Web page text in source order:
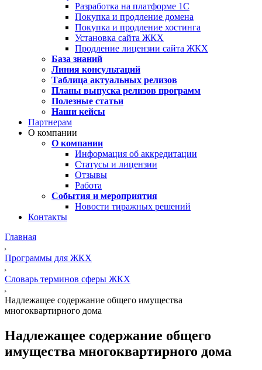
Разработка на платформе 1С
Покупка и продление домена
Покупка и продление хостинга
Установка сайта ЖКХ
Продление лицензии сайта ЖКХ
База знаний
Линия консультаций
Таблица актуальных релизов
Планы выпуска релизов программ
Полезные статьи
Наши кейсы
Партнерам
О компании
О компании
Информация об аккредитации
Статусы и лицензии
Отзывы
Работа
События и мероприятия
Новости тиражных решений
Контакты
Главная
Программы для ЖКХ
Словарь терминов сферы ЖКХ
Надлежащее содержание общего имущества
многоквартирного дома
Надлежащее содержание общего
имущества многоквартирного дома